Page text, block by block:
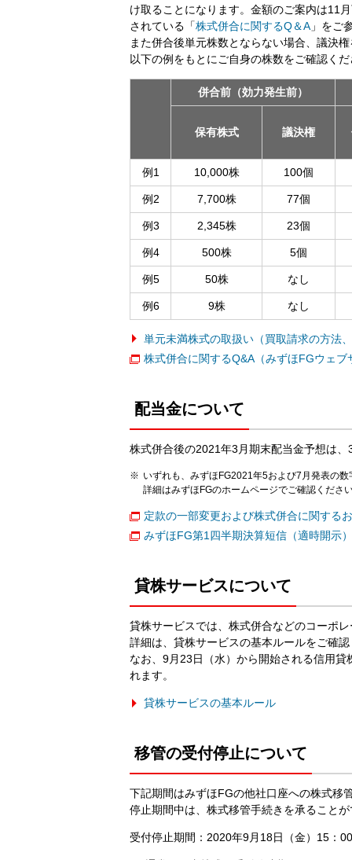
け取ることになります。金額のご案内は11
されている「株式併合に関するQ＆A 」をご
また併合後単元株数とならない場合、議決
以下の例をもとにご自身の株数をご確認く
併合前（効力発生前）
保有株式 議決権
例1 10,000株 100個
例2 7,700株 77個
例3 2,345株 23個
例4 500株 5個
例5 50株 なし
例6 9株 なし
単元未満株式の取扱い（買取請求の方法
株式併合に関するQ&A（みずほFGウェブ
配当金について
株式併合後の2021年3月期末配当金予想は
いずれも、みずほFG2021年5および7月発表の
詳細はみずほFGのホームページでご確認くださ
定款の一部変更および株式併合に関する
みずほFG第1四半期決算短信（適時開示
貸株サービスについて
貸株サービスでは、株式併合などのコーポ
詳細は、貸株サービスの基本ルールをご確
なお、9月23日（水）から開始される信用
れます。
貸株サービスの基本ルール
移管の受付停止について
下記期間はみずほFGの他社口座への株式移
停止期間中は、株式移管手続きを承ること
受付停止期間：2020年9月18日（金）15：